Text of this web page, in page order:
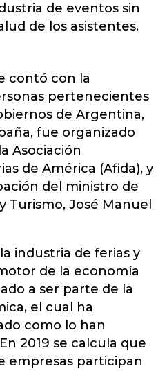
de eventos sin
de los asistentes.
contó con la
pertenecientes
de Argentina,
fue organizado
Asociación
de América (Afida), y
del ministro de
Turismo, José Manuel
industria de ferias y
de la economía
a ser parte de la
el cual ha
como lo han
2019 se calcula que
empresas participan